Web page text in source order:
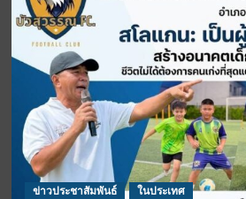
ข่าวประชาสัมพันธ์ ในประเทศ